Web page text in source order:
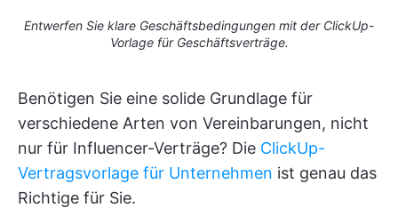
Entwerfen Sie klare Geschäftsbedingungen mit der ClickUp-
Vorlage für Geschäftsverträge.
Benötigen Sie eine solide Grundlage für
verschiedene Arten von Vereinbarungen, nicht
nur für Influencer-Verträge? Die ClickUp-
Vertragsvorlage für Unternehmen ist genau das
Richtige für Sie.